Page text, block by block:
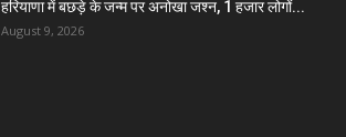
हरियाणा में बछड़े के जन्म पर अनोखा जश्न, 1 हजार लोगों...
August 9, 2026